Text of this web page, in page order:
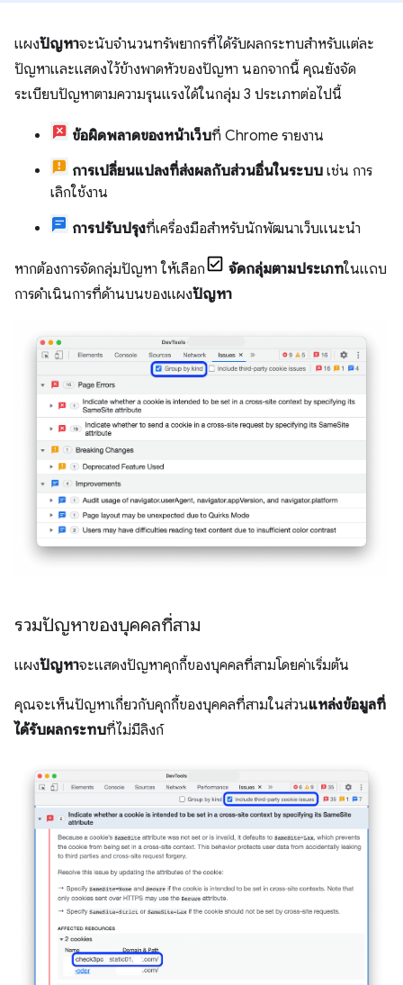
แผงปัญหาจะนับจำนวนทรัพยากรที่ได้รับผลกระทบสำหรับแต่ละ
ปัญหาและแสดงไว้ข้างพาดหัวของปัญหา นอกจากนี้ คุณยังจัด
ระเบียบปัญหาตามความรุนแรงได้ในกลุ่ม 3 ประเภทต่อไปนี้
ข้อผิดพลาดของหน้าเว็บที่ Chrome รายงาน
การเปลี่ยนแปลงที่ส่งผลกับส่วนอื่นในระบบ เช่น การ
เลิกใช้งาน
การปรับปรุงที่เครื่องมือสำหรับนักพัฒนาเว็บแนะนำ
หากต้องการจัดกลุ่มปัญหา ให้เลือก จัดกลุ่มตามประเภทในแถบ
การดำเนินการที่ด้านบนของแผงปัญหา
รวมปัญหาของบุคคลที่สาม
แผงปัญหาจะแสดงปัญหาคุกกี้ของบุคคลที่สามโดยค่าเริ่มต้น
คุณจะเห็นปัญหาเกี่ยวกับคุกกี้ของบุคคลที่สามในส่วนแหล่งข้อมูลที่
ได้รับผลกระทบที่ไม่มีลิงก์